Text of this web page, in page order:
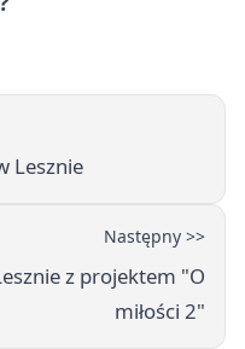
Lesznie
Następny >>
z projektem "O
miłości 2"